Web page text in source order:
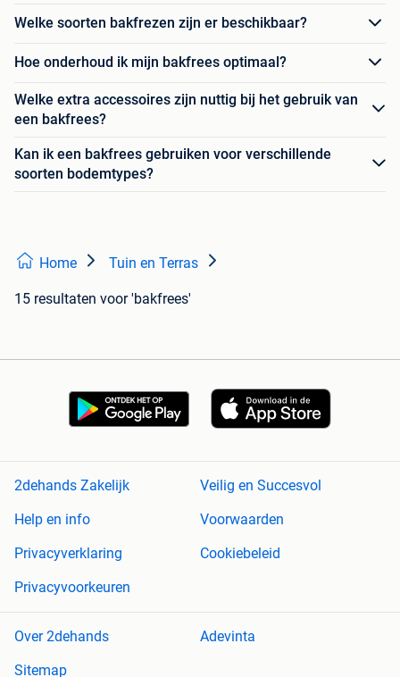
Welke soorten bakfrezen zijn er beschikbaar?
Hoe onderhoud ik mijn bakfrees optimaal?
Welke extra accessoires zijn nuttig bij het gebruik van
een bakfrees?
Kan ik een bakfrees gebruiken voor verschillende
soorten bodemtypes?
Home Tuin en Terras
15 resultaten voor 'bakfrees'
2dehands Zakelijk
Veilig en Succesvol
Help en info
Voorwaarden
Privacyverklaring
Cookiebeleid
Privacyvoorkeuren
Over 2dehands
Adevinta
Sitemap